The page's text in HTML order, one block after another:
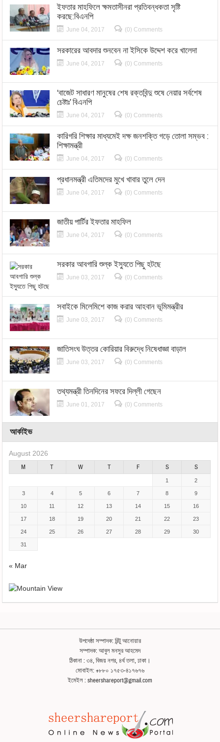
ইফতার মাহফিলে ক্ষমতাসীনরা প্রতিবন্ধকতা সৃষ্টি
করছে:বিএনপি
June 04, 2017 (0) Comments
সরকারের আবদার শুনবেন না ইসিকে উদ্দেশ করে খালেদা
June 04, 2017 (0) Comments
‘বাজেট সাধারণ মানুষের শেষ রক্তবিন্দু শুষে নেয়ার সর্বশেষ
চেষ্টাঃ’ বিএনপি
June 04, 2017 (0) Comments
কারিগরি শিক্ষার মাধ্যমেই দক্ষ জনশক্তি গড়ে তোলা সম্ভব :
শিক্ষামন্ত্রী
June 04, 2017 (0) Comments
প্রধানমন্ত্রী এতিমদের মুখে খাবার তুলে দেন
June 04, 2017 (0) Comments
জাতীয় পার্টির ইফতার মাহফিল
June 04, 2017 (0) Comments
সরকার আবগারি শুল্ক ইস্যুতে পিছু হটছে
June 03, 2017 (0) Comments
সবাইকে মিলেমিশে কাজ করার আহবান ভূমিমন্ত্রীর
June 03, 2017 (0) Comments
জাতিসংঘ উত্তর কোরিয়ার বিরুদ্ধে নিষেধাজ্ঞা বাড়াল
June 03, 2017 (0) Comments
তথ্যমন্ত্রী তিনদিনের সফরে দিল্লী গেছেন
June 01, 2017 (0) Comments
আর্কাইভ
August 2026
M
T W T F S S
1 2
3 4 5 6 7 8 9
10 11 12 13 14 15 16
17 18 19 20 21 22 23
24 25 26 27 28 29 30
31
« Mar
উপদেষ্ঠা সম্পাদক: রিন্টু আনোয়ার
সম্পাদক: আবুল মনসুর আহমেদ
ঠিকানা : ৩৪, বিজয় নগর, ৪র্থ তলা, ঢাকা।
মোবাইল: +৮৮০ ১৭৫৩-৪১৭৬৭৬
ইমেইল : sheershareport@gmail.com